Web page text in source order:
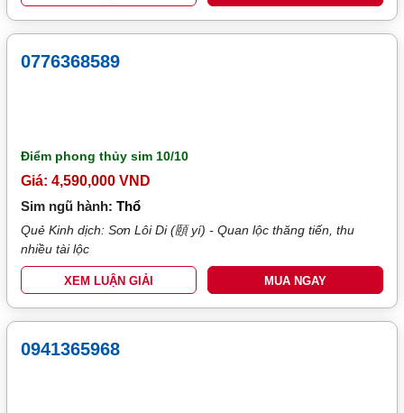
0776368589
Điểm phong thủy sim 10/10
Giá: 4,590,000 VND
Sim ngũ hành:Thổ
Quẻ Kinh dịch: Sơn Lôi Di (頤 yí) - Quan lộc thăng tiến, thu
nhiều tài lộc
XEM LUẬN GIẢI MUA NGAY
0941365968